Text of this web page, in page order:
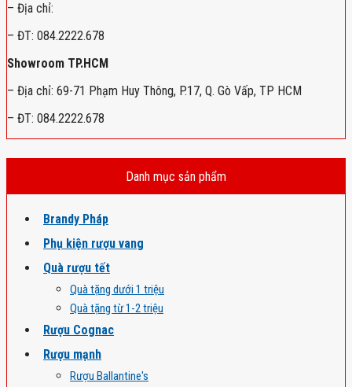
– Địa chỉ:
– ĐT: 084.2222.678
Showroom TP.HCM
– Địa chỉ: 69-71 Phạm Huy Thông, P.17, Q. Gò Vấp, TP HCM
– ĐT: 084.2222.678
Danh mục sản phẩm
Brandy Pháp
Phụ kiện rượu vang
Quà rượu tết
Quà tặng dưới 1 triệu
Quà tặng từ 1-2 triệu
Rượu Cognac
Rượu mạnh
Rượu Ballantine's